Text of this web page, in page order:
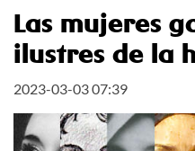
Las mujeres
ilustres de la
2023-03-03 07:39